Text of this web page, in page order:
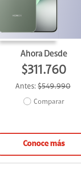
Ahora Desde
$311.760
Antes:$549.990
Comparar
Conoce más